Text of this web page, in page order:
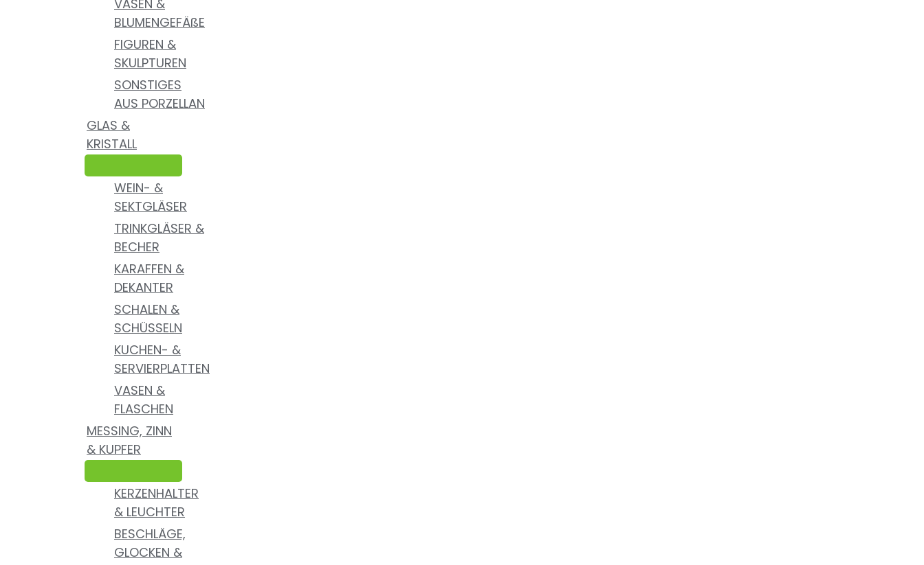
VASEN &
BLUMENGEFÄßE
FIGUREN &
SKULPTUREN
SONSTIGES
AUS PORZELLAN
GLAS &
KRISTALL
WEIN- &
SEKTGLÄSER
TRINKGLÄSER &
BECHER
KARAFFEN &
DEKANTER
SCHALEN &
SCHÜSSELN
KUCHEN- &
SERVIERPLATTEN
VASEN &
FLASCHEN
MESSING, ZINN
& KUPFER
KERZENHALTER
& LEUCHTER
BESCHLÄGE,
GLOCKEN &